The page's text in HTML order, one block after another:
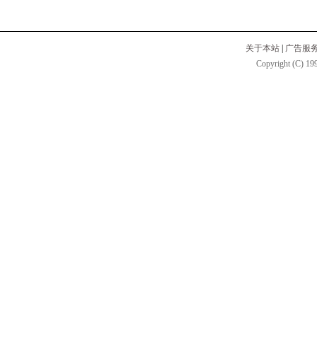
关于本站
广告服
Copyright (C)